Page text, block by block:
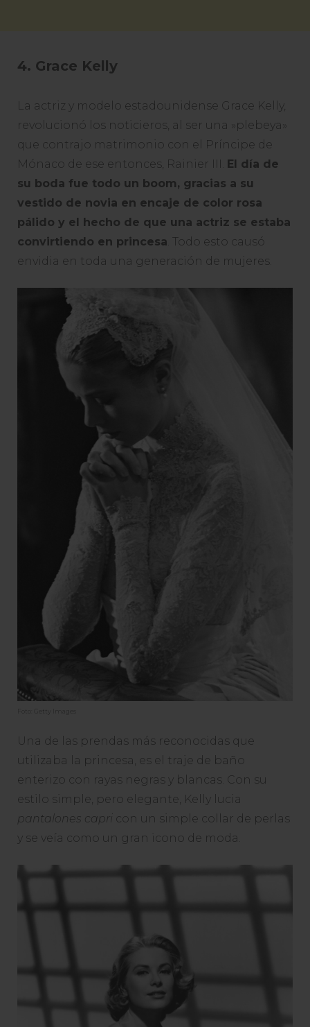
4. Grace Kelly
La actriz y modelo estadounidense Grace Kelly,
revolucionó los noticieros, al ser una »plebeya»
que contrajo matrimonio con el Príncipe de
Mónaco de ese entonces, Rainier III. El día de
su boda fue todo un boom, gracias a su
vestido de novia en encaje de color rosa
pálido y el hecho de que una actriz se estaba
convirtiendo en princesa . Todo esto causó
envidia en toda una generación de mujeres.
Foto: Getty Images
Una de las prendas más reconocidas que
utilizaba la princesa, es el traje de baño
enterizo con rayas negras y blancas. Con su
estilo simple, pero elegante, Kelly lucia
pantalones capri con un simple collar de perlas
y se veía como un gran icono de moda.